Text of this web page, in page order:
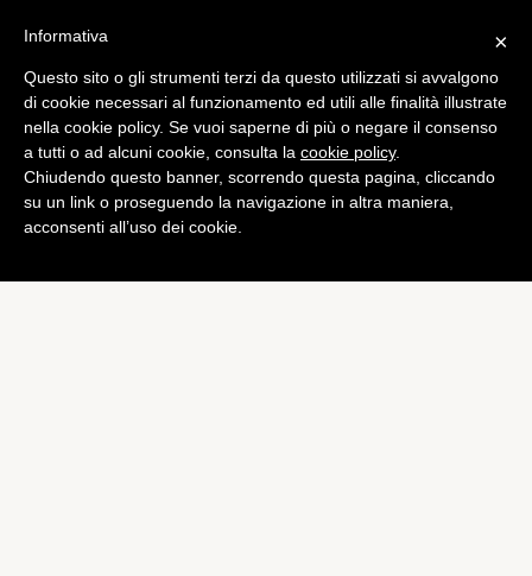
Tech
Ceres 400: le nuove cuffie
di Cooler Master
di Alessandro Moretti
×
Informativa
Questo sito o gli strumenti terzi da questo utilizzati si avvalgono
di cookie necessari al funzionamento ed utili alle finalità illustrate
nella cookie policy. Se vuoi saperne di più o negare il consenso
a tutti o ad alcuni cookie, consulta la cookie policy.
Chiudendo questo banner, scorrendo questa pagina, cliccando
su un link o proseguendo la navigazione in altra maniera,
acconsenti all’uso dei cookie.